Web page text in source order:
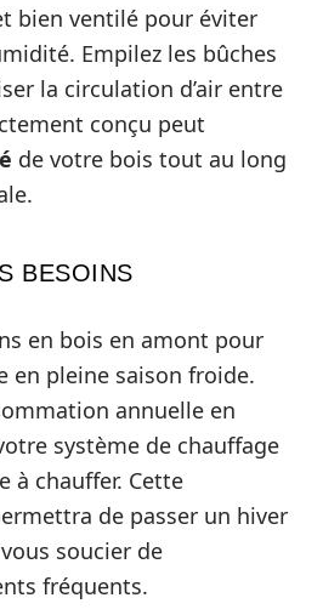
bien ventilé pour éviter
Empilez les bûches
la circulation d’air entre
conçu peut
de votre bois tout au long
BESOINS
en bois en amont pour
en pleine saison froide.
annuelle en
système de chauffage
à chauffer. Cette
de passer un hiver
soucier de
fréquents.